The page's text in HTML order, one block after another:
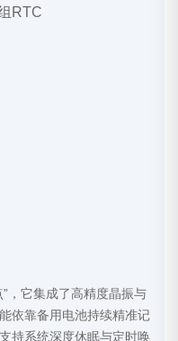
，它集成了高精度晶振与
依靠备用电池持续精准记
持系统深度休眠与定时唤